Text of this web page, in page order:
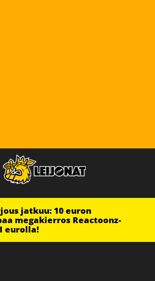
jatkuu: 10 euron
megakierros Reactoonz-
eurolla!